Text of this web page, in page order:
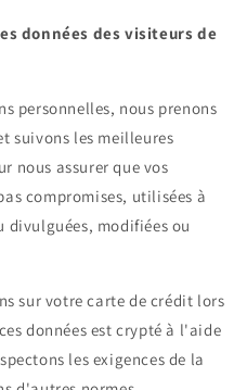
données des visiteurs de
personnelles, nous prenons
suivons les meilleures
nous assurer que vos
compromises, utilisées à
divulguées, modifiées ou
sur votre carte de crédit lors
données est crypté à l'aide
les exigences de la